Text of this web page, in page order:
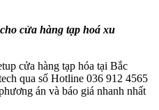
cửa hàng tạp hoá xu
cửa hàng tạp hóa tại Bắc
qua số Hotline 036 912 4565
án và báo giá nhanh nhất